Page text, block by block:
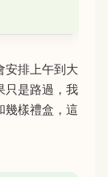
安排上午到大
只是路過，我
幾樣禮盒，這